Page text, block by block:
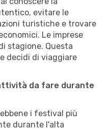
evitare le
turistiche e trovare
Le imprese
stagione. Questa
decidi di viaggiare
da fare durante
i festival più
durante l'alta